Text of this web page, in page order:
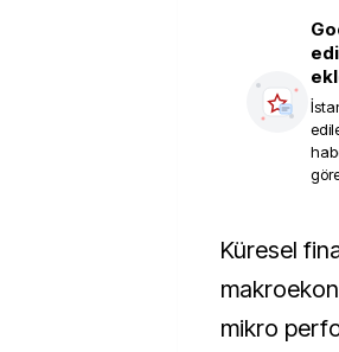
Küresel finans piyasalarında yatırımcılar,
mikro